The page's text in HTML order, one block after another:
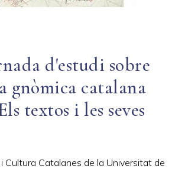
d'estudi sobre
gnòmica catalana
textos i les seves
Cultura Catalanes de la Universitat de